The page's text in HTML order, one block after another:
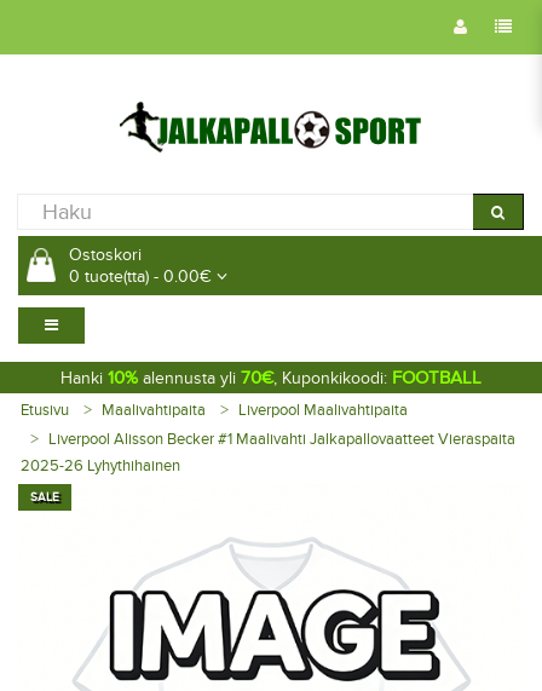
Ostoskori
0 tuote(tta) - 0.00€
Hanki 10% alennusta yli 70€, Kuponkikoodi: FOOTBALL
Etusivu Maalivahtipaita
Liverpool Maalivahtipaita
Liverpool Alisson Becker #1 Maalivahti Jalkapallovaatteet Vieraspaita
2025-26 Lyhythihainen
SALE